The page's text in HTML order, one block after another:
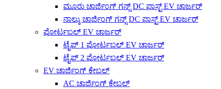
ಮೂರು ಚಾರ್ಜಿಂಗ್ ಗನ್ಸ್ DC ಫಾಸ್ಟ್ EV ಚಾರ್ಜರ್
ನಾಲ್ಕು ಚಾರ್ಜಿಂಗ್ ಗನ್ಸ್ DC ಫಾಸ್ಟ್ EV ಚಾರ್ಜರ್
ಪೋರ್ಟಬಲ್ EV ಚಾರ್ಜರ್
ಟೈಪ್ 1 ಪೋರ್ಟಬಲ್ EV ಚಾರ್ಜರ್
ಟೈಪ್ 2 ಪೋರ್ಟಬಲ್ EV ಚಾರ್ಜರ್
EV ಚಾರ್ಜಿಂಗ್ ಕೇಬಲ್
AC ಚಾರ್ಜಿಂಗ್ ಕೇಬಲ್